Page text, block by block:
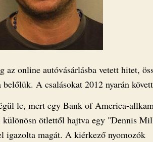
az online autóvásárlásba vetett hitet,
A csalásokat 2012 nyarán
le, mert egy Bank of America-
ötlettől hajtva egy "Dennis
igazolta magát. A kiérkező nyomozók